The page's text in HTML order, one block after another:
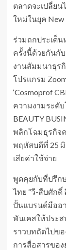
ตลาดจะเปลี่ย
ใหม่ในยุค New
ร่วมถกประเด็น
ครั้งนี้ด้วยกันกับ
งานสัมมนาธุร
โปรแกรม
‘Cosmoprof
ความงามระดับ
BEAUTY
พลิกโฉมธุรกิจ
พฤหัสบดีที่ 25 มิ
เสียค่าใช้จ่าย
พูดคุยกับที่ปรึก
ไทย “วี-สืบศักดิ์
ปั้นแบรนด์มืออ
พันเคสให้ประส
ราวบทถัดไปข
การสื่อสารขอ